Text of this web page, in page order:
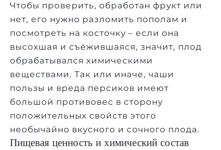
Чтобы проверить, обработан фрукт или
нет, его нужно разломить пополам и
посмотреть на косточку – если она
высохшая и съёжившаяся, значит, плод
обрабатывался химическими
веществами. Так или иначе, чаши
пользы и вреда персиков имеют
большой противовес в сторону
положительных свойств этого
необычайно вкусного и сочного плода.
Пищевая ценность и химический состав